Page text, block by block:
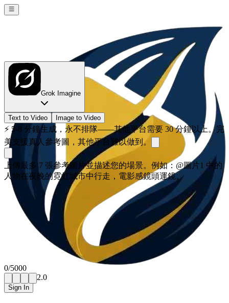
Seedance 2.0
Sign In
Grok Imagine
Text to Video Image to Video
⚡ 5-8 分鐘生成，永不排隊——其他平台需要 30 分鐘以上。完
美支援真人參考圖，其他平台難以做到。
上傳最多 7 張參考圖片並描述您的場景。例如：@圖片1 中的
人物在夜晚的霓虹城市中行走，電影感鏡頭運鏡。
0/5000